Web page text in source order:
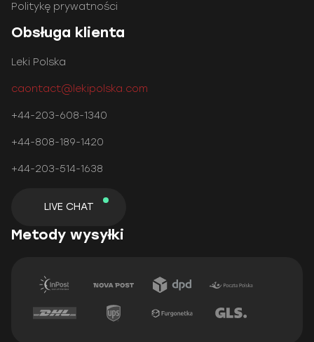
Politykę prywatności
Obsługa klienta
Leki Polska
caontact@lekipolska.com
+44-203-608-1340
+44-808-189-1420
+44-203-514-1638
LIVE CHAT
Metody wysyłki